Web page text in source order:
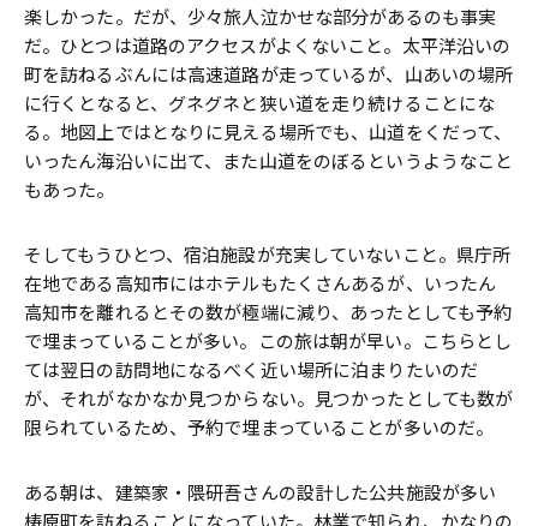
楽しかった。だが、少々旅人泣かせな部分があるのも事実
だ。ひとつは道路のアクセスがよくないこと。太平洋沿いの
町を訪ねるぶんには高速道路が走っているが、山あいの場所
に行くとなると、グネグネと狭い道を走り続けることにな
る。地図上ではとなりに見える場所でも、山道をくだって、
いったん海沿いに出て、また山道をのぼるというようなこと
もあった。
そしてもうひとつ、宿泊施設が充実していないこと。県庁所
在地である高知市にはホテルもたくさんあるが、いったん
高知市を離れるとその数が極端に減り、あったとしても予約
で埋まっていることが多い。この旅は朝が早い。こちらとし
ては翌日の訪問地になるべく近い場所に泊まりたいのだ
が、それがなかなか見つからない。見つかったとしても数が
限られているため、予約で埋まっていることが多いのだ。
ある朝は、建築家・隈研吾さんの設計した公共施設が多い
梼原町を訪ねることになっていた。林業で知られ、かなりの